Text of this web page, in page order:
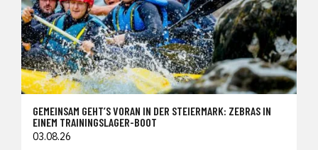
GEMEINSAM GEHT’S VORAN IN DER STEIERMARK: ZEBRAS IN
EINEM TRAININGSLAGER-BOOT
03.08.26